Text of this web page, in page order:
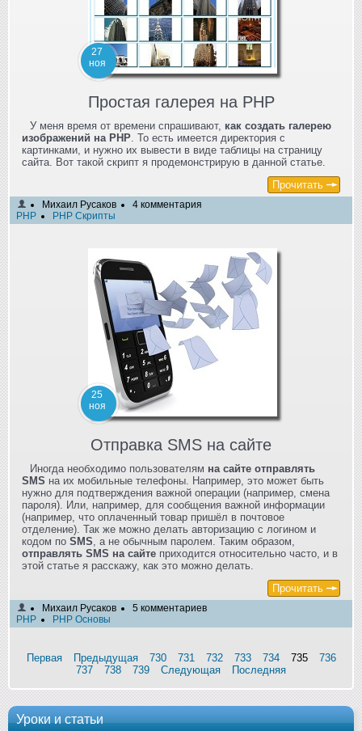
Уроки и статьи
27
ноя
Простая галерея на PHP
У меня время от времени спрашивают, как создать галерею
изображений на PHP . То есть имеется директория с
картинками, и нужно их вывести в виде таблицы на страницу
сайта. Вот такой скрипт я продемонстрирую в данной статье.
Прочитать
Михаил Русаков
4 комментария
PHP
PHP Скрипты
25
ноя
Отправка SMS на сайте
Иногда необходимо пользователям на сайте отправлять
SMS на их мобильные телефоны. Например, это может быть
нужно для подтверждения важной операции (например, смена
пароля). Или, например, для сообщения важной информации
(например, что оплаченный товар пришёл в почтовое
отделение). Так же можно делать авторизацию с логином и
кодом по SMS , а не обычным паролем. Таким образом,
отправлять SMS на сайте приходится относительно часто, и в
этой статье я расскажу, как это можно делать.
Прочитать
Михаил Русаков
5 комментариев
PHP
PHP Основы
Первая Предыдущая 730 731 732 733 734 735
736
737
738 739 Следующая Последняя